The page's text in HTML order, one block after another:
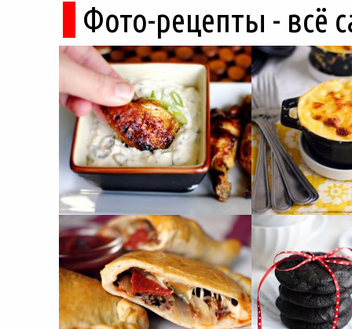
древние руины дремлют в тени кедров, а
горные дороги ведут к местам, о которых
не расскажет ни один автобусный гид....
Фото-рецепты - всё